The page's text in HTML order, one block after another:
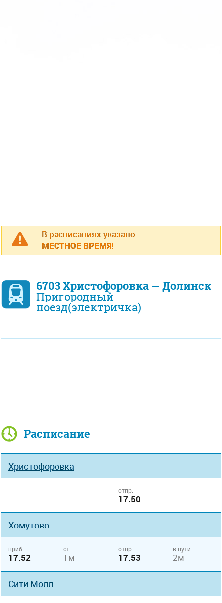
В расписаниях указано
МЕСТНОЕ ВРЕМЯ!
6703 Христофоровка — Долинск
Пригородный
поезд(электричка)
Расписание
Христофоровка
отпр.
17.50
Хомутово
приб.
17.52
ст.
1м
отпр.
17.53
в пути
2м
Сити Молл